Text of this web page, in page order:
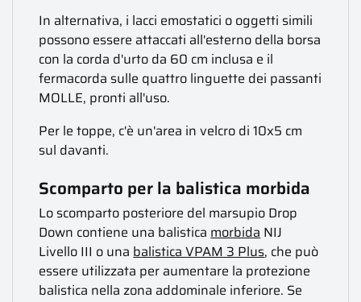
In alternativa, i lacci emostatici o oggetti simili
possono essere attaccati all'esterno della borsa
con la corda d'urto da 60 cm inclusa e il
fermacorda sulle quattro linguette dei passanti
MOLLE, pronti all'uso.
Per le toppe, c'è un'area in velcro di 10x5 cm
sul davanti.
Scomparto per la balistica morbida
Lo scomparto posteriore del marsupio Drop
Down contiene una balistica morbida NIJ
Livello III o una balistica VPAM 3 Plus, che può
essere utilizzata per aumentare la protezione
balistica nella zona addominale inferiore. Se